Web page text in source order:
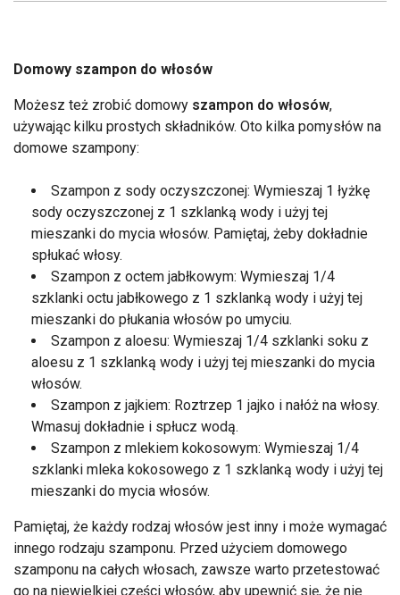
Domowy szampon do włosów
Możesz też zrobić domowy szampon do włosów,
używając kilku prostych składników. Oto kilka pomysłów na
domowe szampony:
Szampon z sody oczyszczonej: Wymieszaj 1 łyżkę
sody oczyszczonej z 1 szklanką wody i użyj tej
mieszanki do mycia włosów. Pamiętaj, żeby dokładnie
spłukać włosy.
Szampon z octem jabłkowym: Wymieszaj 1/4
szklanki octu jabłkowego z 1 szklanką wody i użyj tej
mieszanki do płukania włosów po umyciu.
Szampon z aloesu: Wymieszaj 1/4 szklanki soku z
aloesu z 1 szklanką wody i użyj tej mieszanki do mycia
włosów.
Szampon z jajkiem: Roztrzep 1 jajko i nałóż na włosy.
Wmasuj dokładnie i spłucz wodą.
Szampon z mlekiem kokosowym: Wymieszaj 1/4
szklanki mleka kokosowego z 1 szklanką wody i użyj tej
mieszanki do mycia włosów.
Pamiętaj, że każdy rodzaj włosów jest inny i może wymagać
innego rodzaju szamponu. Przed użyciem domowego
szamponu na całych włosach, zawsze warto przetestować
go na niewielkiej części włosów, aby upewnić się, że nie